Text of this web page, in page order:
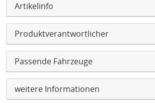
Artikelinfo
Produktverantwortlicher
Passende Fahrzeuge
weitere Informationen